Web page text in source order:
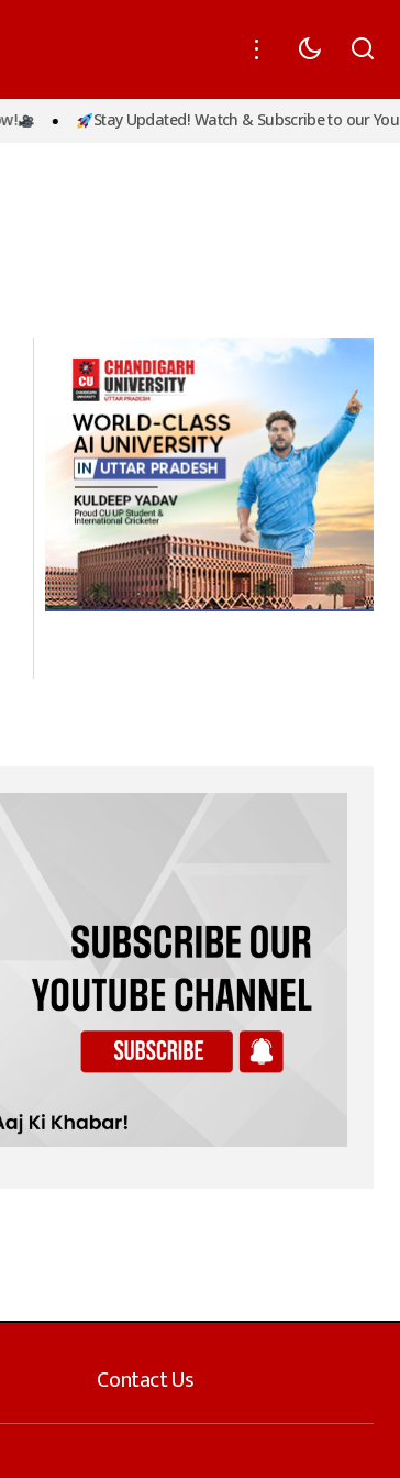
Stay Updated! Watch & Subscribe to our
Contact Us